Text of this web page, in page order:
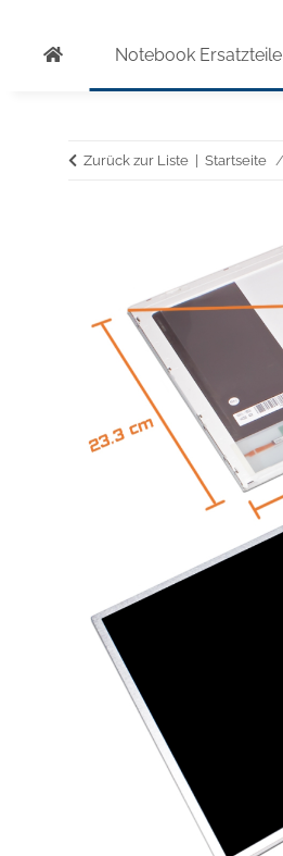
Notebook Ersatzteile
Zurück zur Liste Startseite